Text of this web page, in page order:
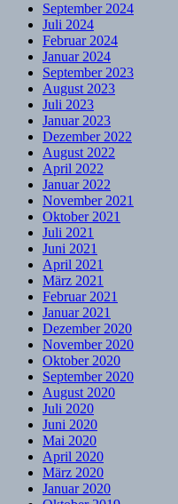
September 2024
Juli 2024
Februar 2024
Januar 2024
September 2023
August 2023
Juli 2023
Januar 2023
Dezember 2022
August 2022
April 2022
Januar 2022
November 2021
Oktober 2021
Juli 2021
Juni 2021
April 2021
März 2021
Februar 2021
Januar 2021
Dezember 2020
November 2020
Oktober 2020
September 2020
August 2020
Juli 2020
Juni 2020
Mai 2020
April 2020
März 2020
Januar 2020